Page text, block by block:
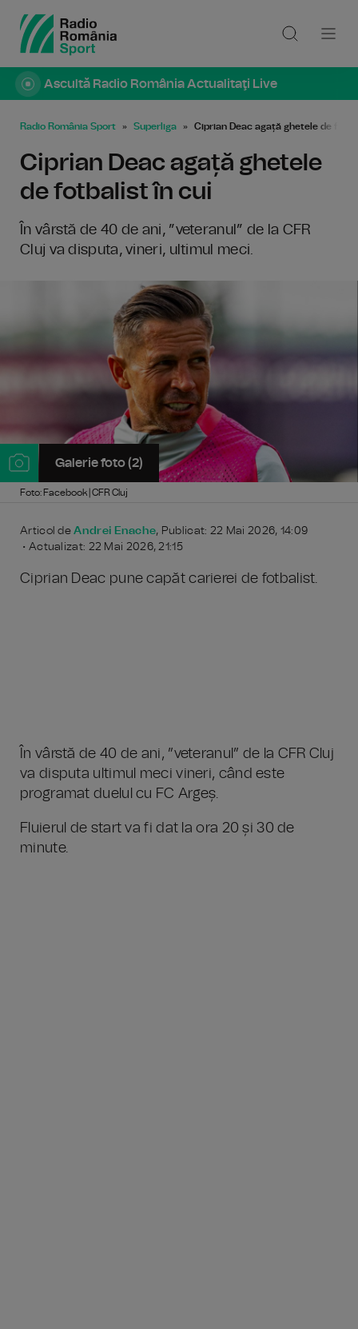
Ascultă Radio România Actualitaţi Live
Radio România Sport Superliga Ciprian Deac agață ghetele de
Ciprian Deac agață ghetele
de fotbalist în cui
În vârstă de 40 de ani, ”veteranul” de la CFR
Cluj va disputa, vineri, ultimul meci.
Galerie foto (2)
Foto: Facebook | CFR Cluj
Articol deAndrei Enache, Publicat: 22 Mai 2026, 14:09
• Actualizat: 22 Mai 2026, 21:15
Ciprian Deac pune capăt carierei de fotbalist.
În vârstă de 40 de ani, ”veteranul” de la CFR Cluj
va disputa ultimul meci vineri, când este
programat duelul cu FC Argeș.
Fluierul de start va fi dat la ora 20 și 30 de
minute.